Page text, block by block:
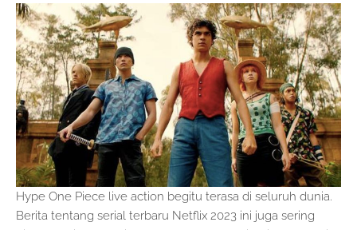
Hype One Piece live action begitu terasa di seluruh dunia.
Berita tentang serial terbaru Netflix 2023 ini juga sering